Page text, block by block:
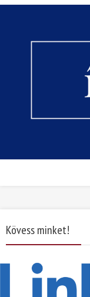
Kövess minket!